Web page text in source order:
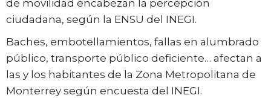
de movilidad encabezan la percepción
ciudadana, según la ENSU del INEGI.
Baches, embotellamientos, fallas en alumbrado
público, transporte público deficiente… afectan a
las y los habitantes de la Zona Metropolitana de
Monterrey según encuesta del INEGI.